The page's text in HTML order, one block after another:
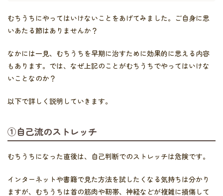
むちうちにやってはいけないことをあげてみました。ご自身に思
いあたる節はありませんか？
なかには一見、むちうちを早期に治すために効果的に思える内容
もあります。では、なぜ上記のことがむちうちでやってはいけな
いことなのか？
以下で詳しく説明していきます。
①自己流のストレッチ
むちうちになった直後は、自己判断でのストレッチは危険です。
インターネットや書籍で見た方法を試したくなる気持ちは分かり
ますが、むちうちは首の筋肉や靭帯、神経などが複雑に損傷して